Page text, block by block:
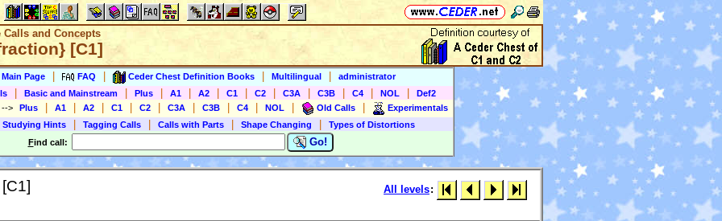
and Concepts
[C1]
Page FAQ Ceder Chest Definition Books Multilingual
administrator
Basic and Mainstream Plus A1 A2 C1 C2 C3A C3B C4 NOL
Def2
--> Plus A1 A2 C1 C2 C3A C3B C4 NOL Old Calls
Experimentals
Studying Hints
Tagging Calls Calls with Parts Shape Changing
Types of Distortions
Find call: Go!
All levels: